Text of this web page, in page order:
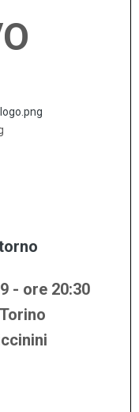
- ore 20:30